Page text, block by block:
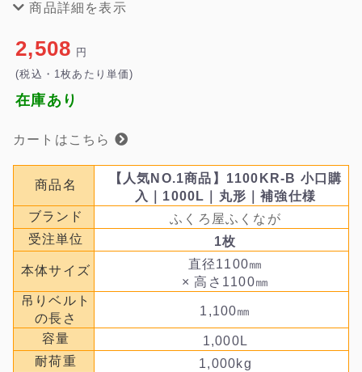
商品詳細を表示
2,508 円
(税込・1枚あたり単価)
在庫あり
カートはこちら
商品名
【人気NO.1商品】1100KR-B 小口購
入｜1000L｜丸形｜補強仕様
ブランド
ふくろ屋ふくなが
受注単位
1枚
本体サイズ
直径1100㎜
× 高さ1100㎜
吊りベルト
の長さ
1,100㎜
容量
1,000L
耐荷重
1,000kg